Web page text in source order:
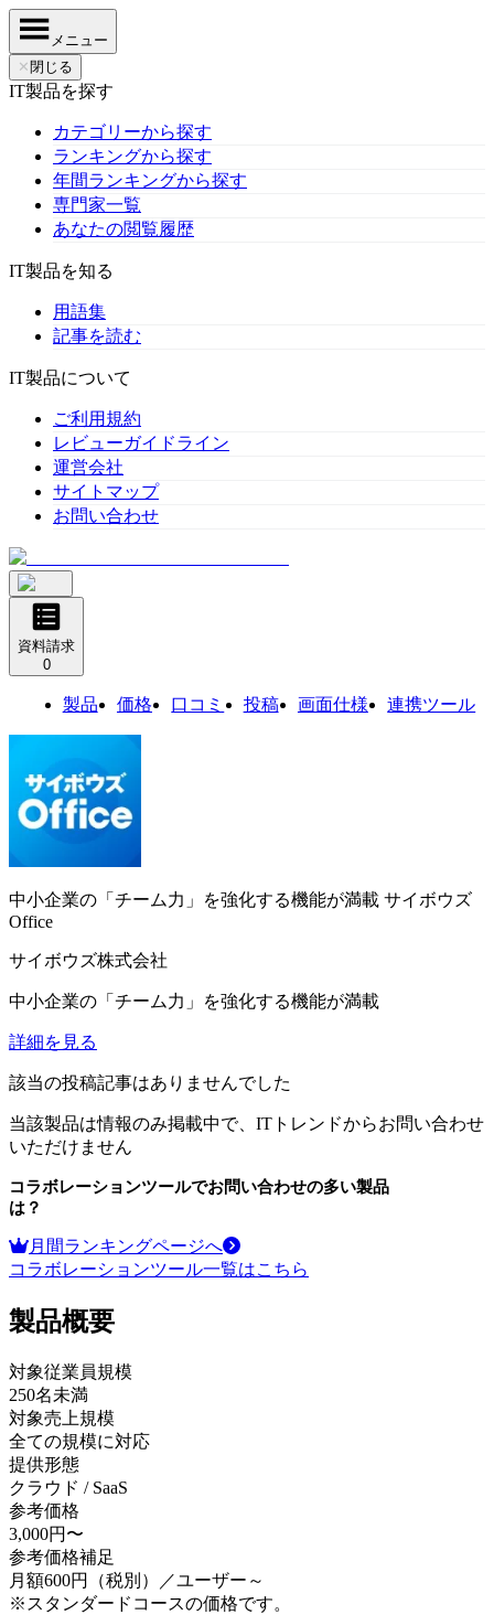
メニュー
✕ 閉じる
IT製品を探す
カテゴリーから探す
ランキングから探す
年間ランキングから探す
専門家一覧
あなたの閲覧履歴
IT製品を知る
用語集
記事を読む
IT製品について
ご利用規約
レビューガイドライン
運営会社
サイトマップ
お問い合わせ
資料請求
0
製品 価格 口コミ 投稿 画面仕様 連携ツール
中小企業の「チーム力」を強化する機能が満載 サイボウズ
Office
サイボウズ株式会社
中小企業の「チーム力」を強化する機能が満載
詳細を見る
該当の投稿記事はありませんでした
当該製品は情報のみ掲載中で、ITトレンドからお問い合わせ
いただけません
コラボレーションツールでお問い合わせの多い製品
は？
月間ランキングページへ
コラボレーションツール一覧はこちら
製品概要
対象従業員規模
250名未満
対象売上規模
全ての規模に対応
提供形態
クラウド / SaaS
参考価格
3,000円〜
参考価格補足
月額600円（税別）／ユーザー～
※スタンダードコースの価格です。